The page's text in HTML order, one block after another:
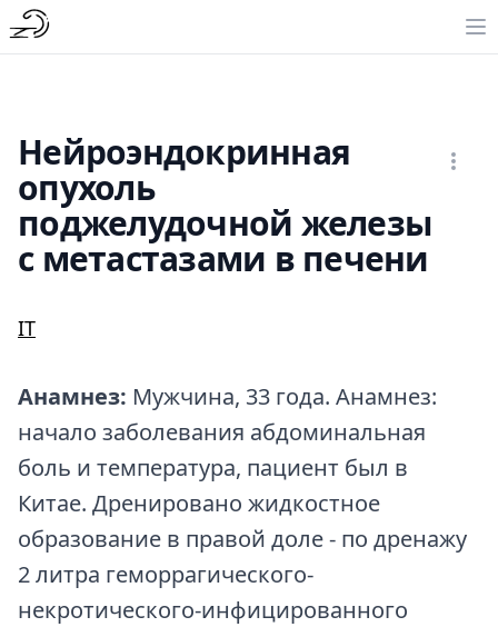
Нейроэндокринная
опухоль
поджелудочной железы
с метастазами в печени
IT
Анамнез: Мужчина, 33 года. Анамнез:
начало заболевания абдоминальная
боль и температура, пациент был в
Китае. Дренировано жидкостное
образование в правой доле - по дренажу
2 литра геморрагического-
некротического-инфицированного